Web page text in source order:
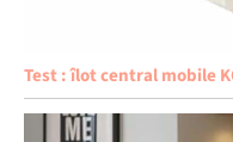
Test : îlot central mobile